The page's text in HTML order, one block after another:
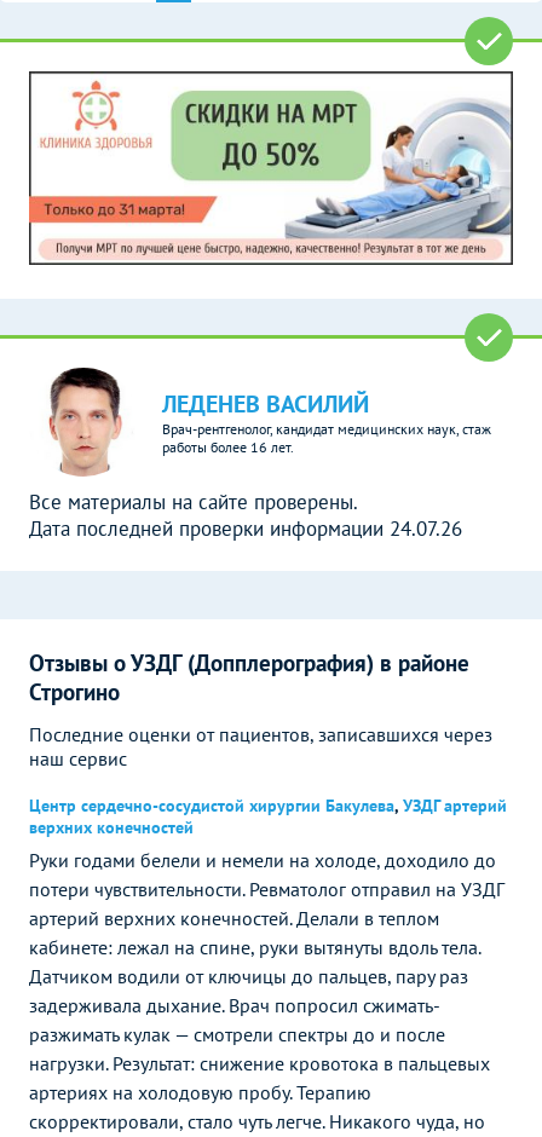
ЛЕДЕНЕВ ВАСИЛИЙ
Врач-рентгенолог, кандидат медицинских наук, стаж
работы более 16 лет.
Все материалы на сайте проверены.
Дата последней проверки информации 24.07.26
Отзывы о УЗДГ (Допплерография) в районе
Строгино
Последние оценки от пациентов, записавшихся через
наш сервис
Центр сердечно-сосудистой хирургии Бакулева, УЗДГ артерий
верхних конечностей
Руки годами белели и немели на холоде, доходило до
потери чувствительности. Ревматолог отправил на УЗДГ
артерий верхних конечностей. Делали в теплом
кабинете: лежал на спине, руки вытянуты вдоль тела.
Датчиком водили от ключицы до пальцев, пару раз
задерживала дыхание. Врач попросил сжимать-
разжимать кулак — смотрели спектры до и после
нагрузки. Результат: снижение кровотока в пальцевых
артериях на холодовую пробу. Терапию
скорректировали, стало чуть легче. Никакого чуда, но